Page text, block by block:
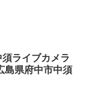
ライブカメラ
島県府中市中須